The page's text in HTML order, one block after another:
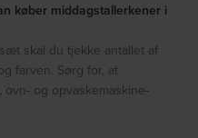
køber middagstallerkener i
skal du tjekke antallet af
farven. Sørg for, at
og opvaskemaskine-